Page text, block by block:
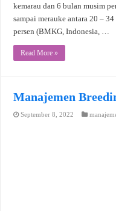
kemarau dan 6 bulan musim
sampai merauke antara 20 –
persen (BMKG, Indonesia, …
Read More »
Manajemen
September 8, 2022